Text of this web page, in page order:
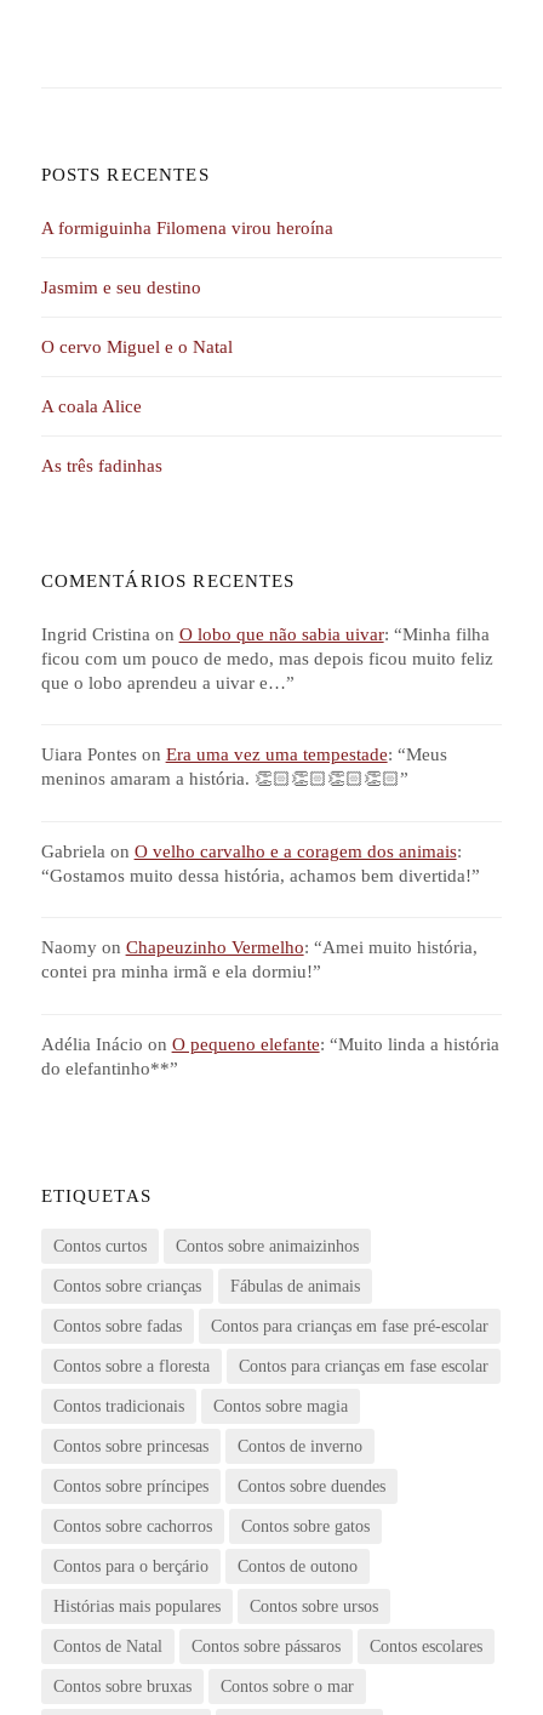
POSTS RECENTES
A formiguinha Filomena virou heroína
Jasmim e seu destino
O cervo Miguel e o Natal
A coala Alice
As três fadinhas
COMENTÁRIOS RECENTES
Ingrid Cristina on O lobo que não sabia uivar: “Minha filha
ficou com um pouco de medo, mas depois ficou muito feliz
que o lobo aprendeu a uivar e…”
Uiara Ponteson Era uma vez uma tempestade: “Meus
meninos amaram a história. 👏🏻👏🏻👏🏻👏🏻”
Gabriela on O velho carvalho e a coragem dos animais:
“Gostamos muito dessa história, achamos bem divertida!”
Naomyon Chapeuzinho Vermelho: “Amei muito história,
contei pra minha irmã e ela dormiu!”
Adélia Inácio on O pequeno elefante: “Muito linda a história
do elefantinho**”
ETIQUETAS
Contos curtos Contos sobre animaizinhos
Contos sobre crianças Fábulas de animais
Contos sobre fadas Contos para crianças em fase pré-escolar
Contos sobre a floresta Contos para crianças em fase escolar
Contos tradicionais Contos sobre magia
Contos sobre princesas Contos de inverno
Contos sobre príncipes Contos sobre duendes
Contos sobre cachorros Contos sobre gatos
Contos para o berçário Contos de outono
Histórias mais populares Contos sobre ursos
Contos de Natal Contos sobre pássaros Contos escolares
Contos sobre bruxas Contos sobre o mar